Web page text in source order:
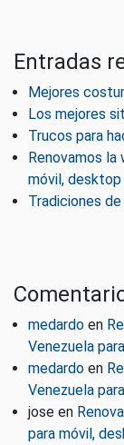
Entradas
Mejores
Los mejores
Trucos para
Renovamos la
móvil,
Tradiciones
medardo en
Venezuela
medardo en
Venezuela
jose en
para móvil,